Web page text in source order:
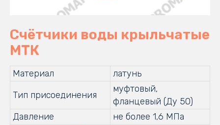
Счётчики воды крыльчатые
МТК
Материал
латунь
Тип присоединения
муфтовый,
фланцевый (Ду 50)
Давление
не более 1,6 МПа